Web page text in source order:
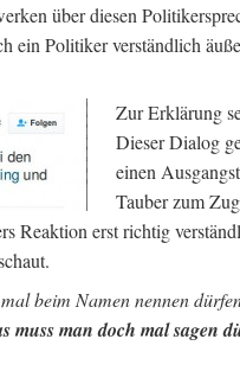
über diesen
ein Politiker verständlich
Zur Erklärung
Dieser Dialog
einen
Tauber zum
Reaktion erst richtig
beim Namen nennen
muss man doch mal sagen